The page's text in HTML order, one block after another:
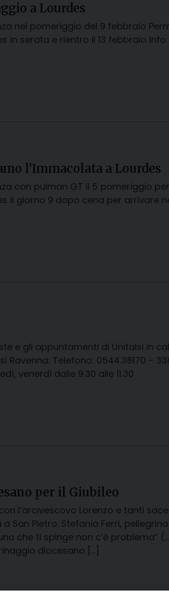
a Lourdes
nel pomeriggio del 9 febbraio
in serata e rientro il 13 febbraio
l’Immacolata a Lourdes
con pulman GT il 5 pomeriggio
il giorno 9 dopo cena per arrivare
e gli appuntamenti di Unitalsi in
Ravenna: Telefono: 0544.38170 –
venerdì dalle 9.30 alle 11.30
per il Giubileo
con l’arcivescovo Lorenzo e tanti
a San Pietro. Stefania Ferri,
che ti spinge non c’è problema”
diocesano […]